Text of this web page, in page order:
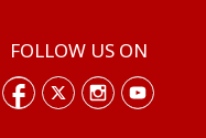
FOLLOW US ON